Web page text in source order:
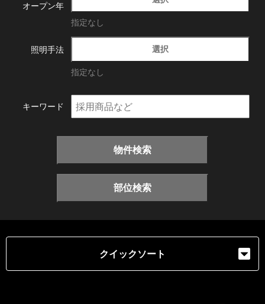
オープン年
指定なし
照明手法 選択
指定なし
キーワード
物件検索
部位検索
クイックソート